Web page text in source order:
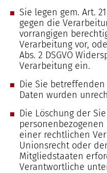
Sie legen gem. Art.
gegen die
vorrangigen
Verarbeitung vor,
Abs. 2 DSGVO
Verarbeitung ein.
Die Sie
Daten wurden
Die Löschung der
einer rechtlichen
Unionsrecht oder
Mitgliedstaaten
Verantwortliche